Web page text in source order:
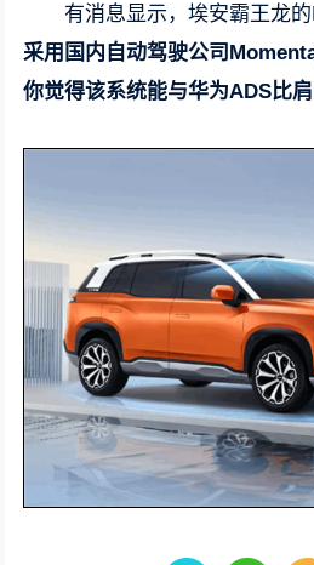
有消息显示，埃安霸王龙的
采用国内自动驾驶公司
你觉得该系统能与华为ADS比肩